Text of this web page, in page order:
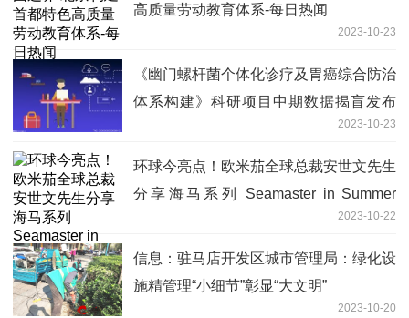
高质量劳动教育体系-每日热闻
2023-10-23
《幽门螺杆菌个体化诊疗及胃癌综合防治
体系构建》科研项目中期数据揭盲发布
2023-10-23
环球今亮点！欧米茄全球总裁安世文先生
分享海马系列 Seamaster in Summer
2023-10-22
信息：驻马店开发区城市管理局：绿化设
施精管理“小细节”彰显“大文明”
2023-10-20